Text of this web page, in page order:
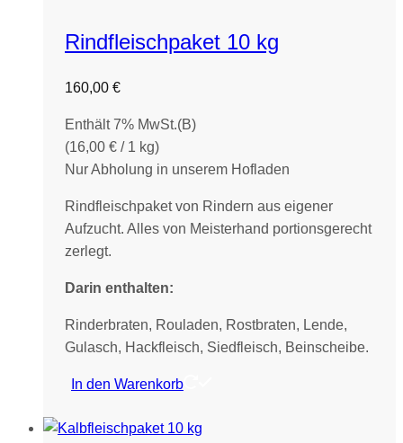
Rindfleischpaket 10 kg
160,00 €
Enthält 7% MwSt.(B)
(16,00 € / 1 kg)
Nur Abholung in unserem Hofladen
Rindfleischpaket von Rindern aus eigener
Aufzucht. Alles von Meisterhand portionsgerecht
zerlegt.
Darin enthalten:
Rinderbraten, Rouladen, Rostbraten, Lende,
Gulasch, Hackfleisch, Siedfleisch, Beinscheibe.
In den Warenkorb